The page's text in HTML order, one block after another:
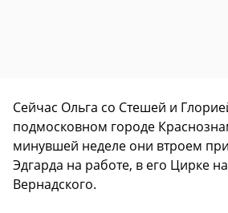
Сейчас Ольга со Стешей и
подмосковном городе
минувшей неделе они втроем
Эдгарда на работе, в его Цирке
Вернадского.